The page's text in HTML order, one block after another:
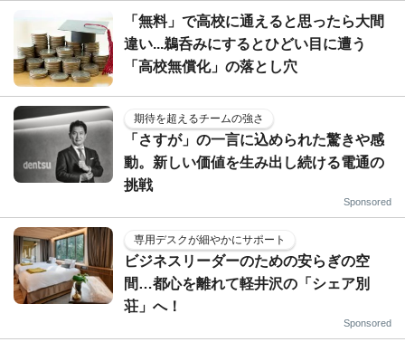
「無料」で高校に通えると思ったら大間
違い...鵜呑みにするとひどい目に遭う
「高校無償化」の落とし穴
期待を超えるチームの強さ
「さすが」の一言に込められた驚きや感
動。新しい価値を生み出し続ける電通の
挑戦
Sponsored
専用デスクが細やかにサポート
ビジネスリーダーのための安らぎの空
間…都心を離れて軽井沢の「シェア別
荘」へ！
Sponsored